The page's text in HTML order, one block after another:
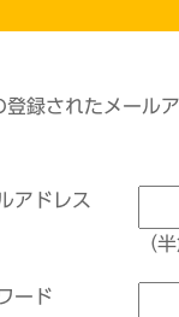
録されたメール
アドレス
（
ード